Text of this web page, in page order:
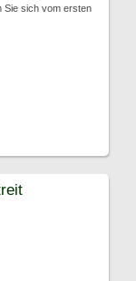
Sie sich vom ersten